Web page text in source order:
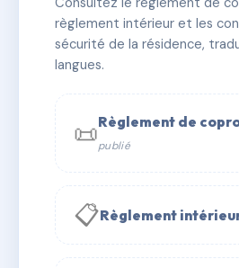
✓ Immatriculée 🏠 14 lots
📞 Contacter Syndic Digital
règlement intérieur et les
sécurité de la résidence,
langues.
📜Règlement de
publié
📋Règlement